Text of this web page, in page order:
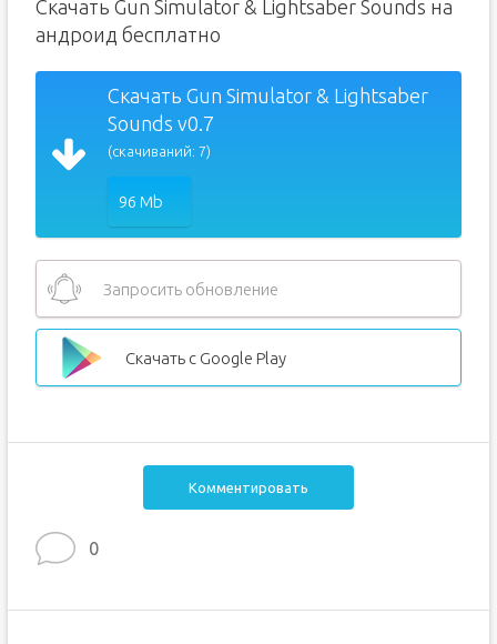
Скачать Gun Simulator & Lightsaber Sounds на
андроид бесплатно
Скачать Gun Simulator & Lightsaber
Sounds v0.7
(скачиваний: 7)
96 Mb
Запросить обновление
Скачать с Google Play
Комментировать
0